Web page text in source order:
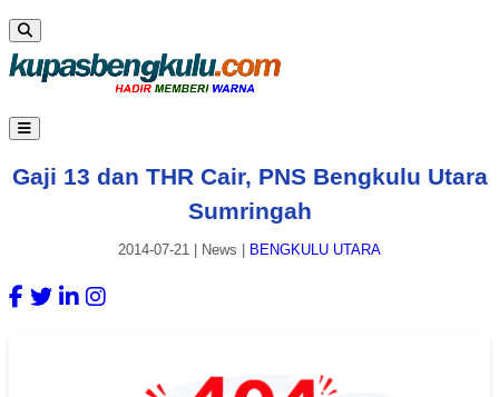
Gaji 13 dan THR Cair, PNS Bengkulu Utara
Sumringah
2014-07-21 News BENGKULU UTARA